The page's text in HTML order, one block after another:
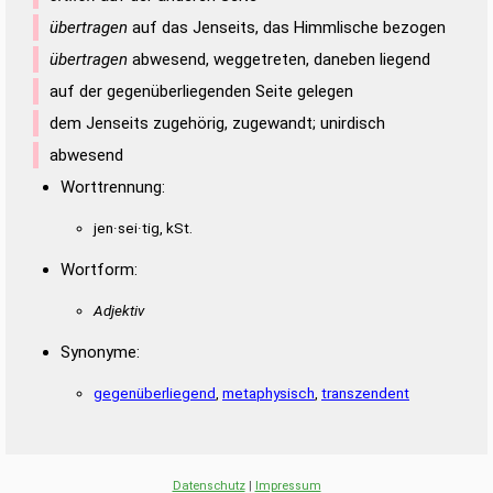
übertragen auf das Jenseits, das Himmlische bezogen
übertragen abwesend, weggetreten, daneben liegend
auf der gegenüberliegenden Seite gelegen
dem Jenseits zugehörig, zugewandt; unirdisch
abwesend
Worttrennung:
jen·sei·tig, kSt.
Wortform:
Adjektiv
Synonyme:
gegenüberliegend metaphysisch transzendent
Datenschutz| Impressum